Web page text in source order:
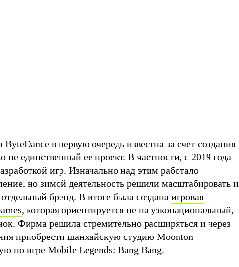
в первую очередь известна за счет создания
не единственный ее проект. В частности, с 2019 года
игр. Изначально над этим работало
но зимой деятельность решили масштабировать и
отдельный бренд. В итоге была создана игровая
, которая ориентируется не на узконациональный,
Фирма решила стремительно расширяться и через
приобрести шанхайскую студию Moonton
по игре Mobile Legends: Bang Bang.